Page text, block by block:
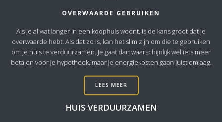
OVERWAARDE GEBRUIKEN
Als je al wat langer in een koophuis woont, is de kans groot dat je
overwaarde hebt. Als dat zo is, kan het slim zijn om die te gebruiken
om je huis te verduurzamen. Je gaat dan waarschijnlijk wel iets meer
betalen voor je hypotheek, maar je energiekosten gaan juist omlaag.
LEES MEER
HUIS VERDUURZAMEN